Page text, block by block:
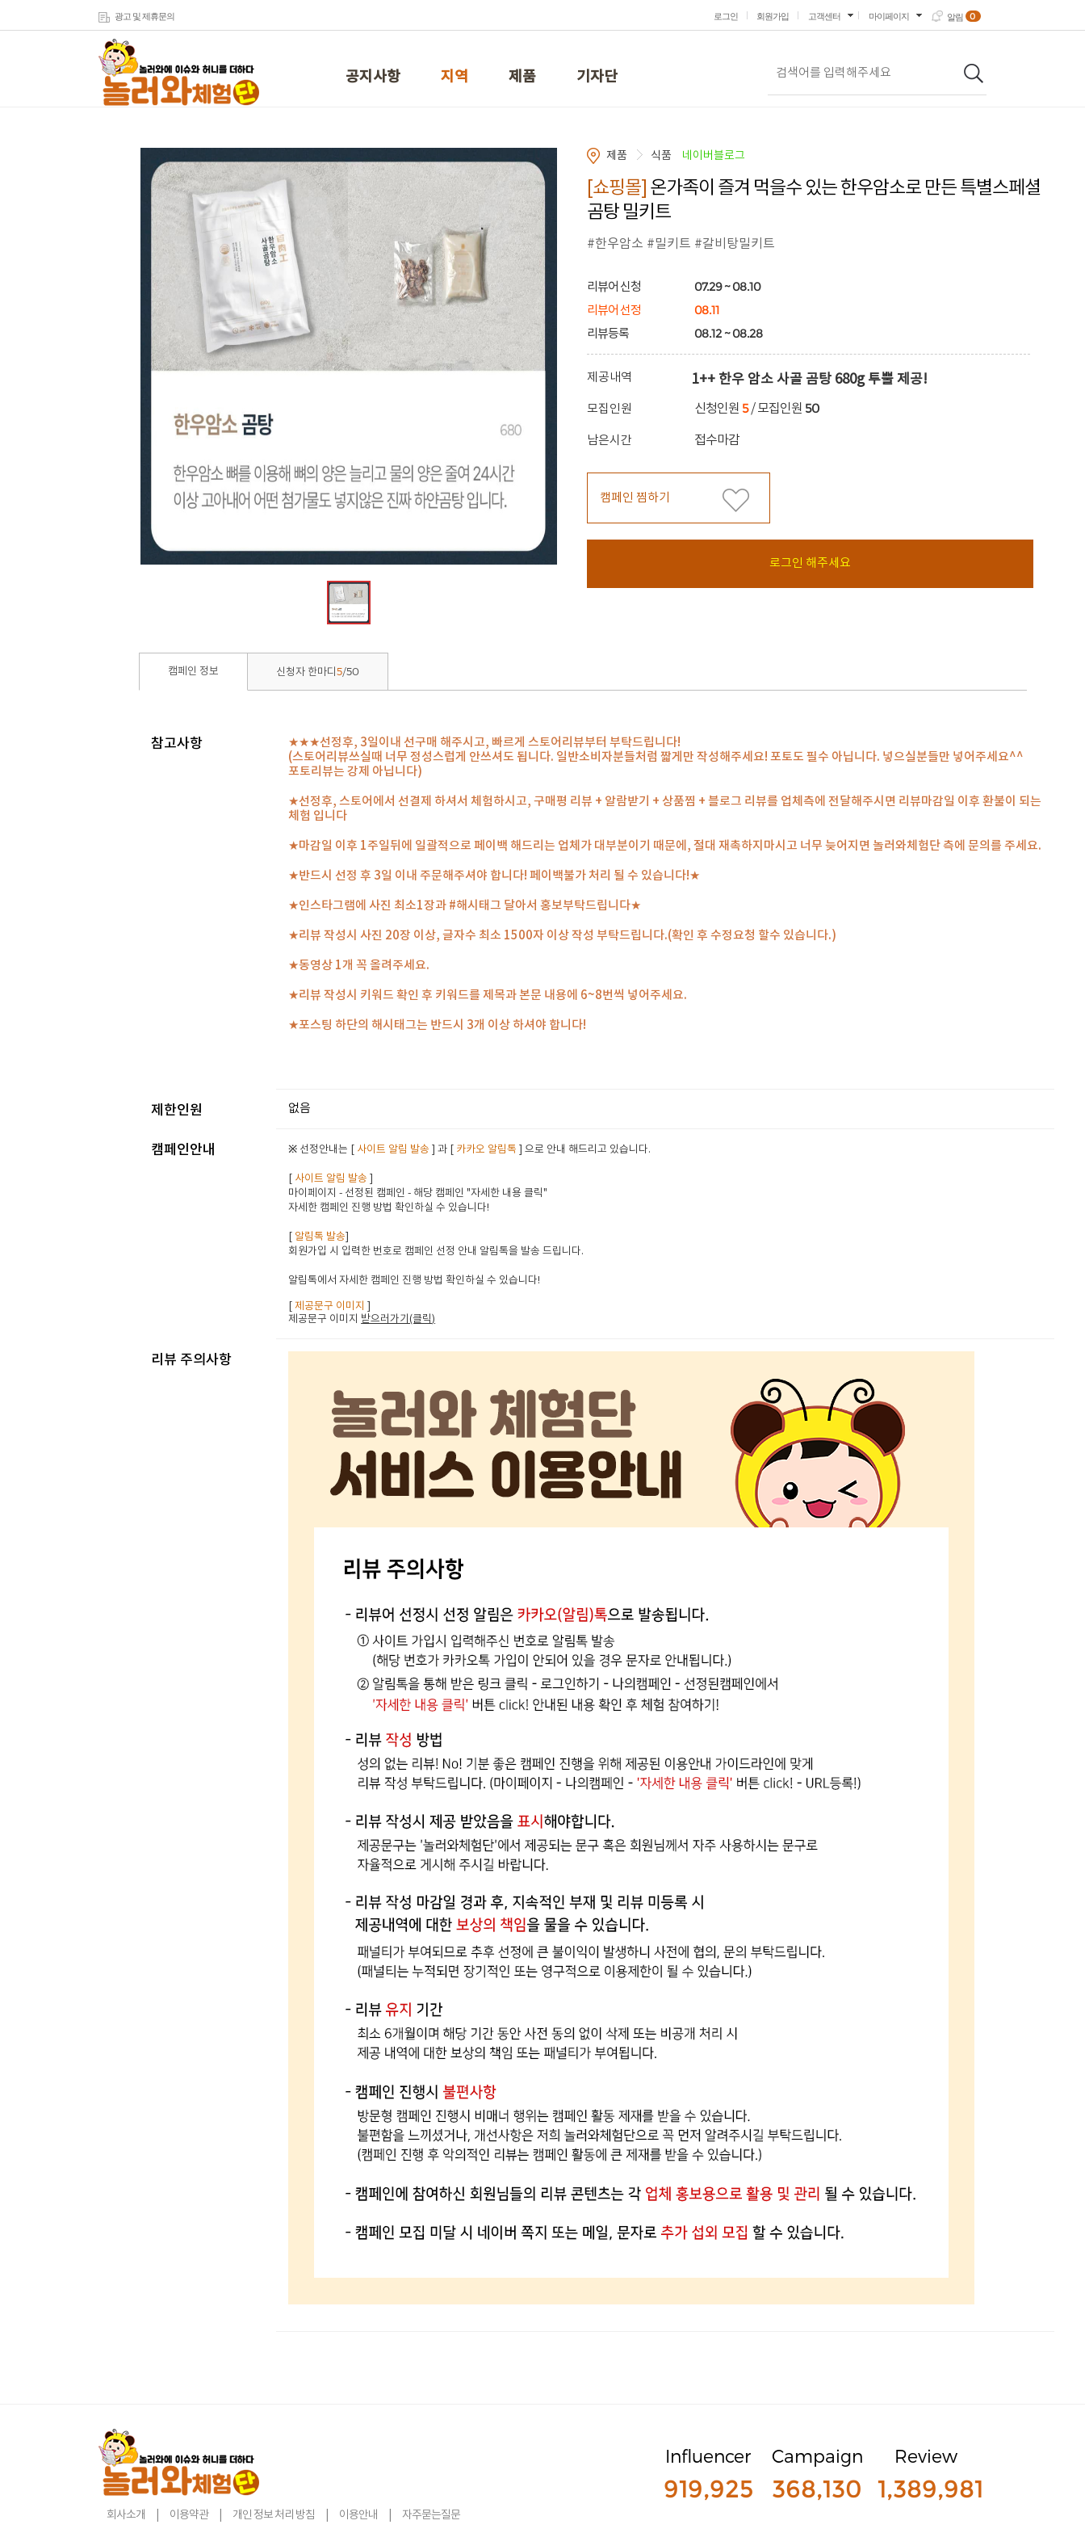
광고 및 제휴문의 로그인 회원가입 고객센터 마이페이지 알림 0
공지사항 지역 제품 기자단
제품 식품 네이버블로그
[쇼핑몰] 온가족이 즐겨 먹을수 있는 한우암소로 만든 특별스페셜
곰탕 밀키트
#한우암소 #밀키트 #갈비탕밀키트
리뷰어 신청 07.29 ~ 08.10
리뷰어 선정 08.11
리뷰등록 08.12 ~ 08.28
제공내역 1++ 한우 암소 사골 곰탕 680g 투뿔 제공!
모집인원 신청인원 5/ 모집인원 50
남은시간 접수마감
캠페인 찜하기
로그인 해주세요
캠페인 정보 신청자 한마디 5/50
참고사항
★★★선정후, 3일이내 선구매 해주시고, 빠르게 스토어리뷰부터 부탁드립니다!
(스토어리뷰쓰실때 너무 정성스럽게 안쓰셔도 됩니다. 일반소비자분들처럼 짧게만 작성해주세요! 포토도 필수 아닙니다. 넣으실분들만 넣어주세요^^
포토리뷰는 강제 아닙니다)
★선정후, 스토어에서 선결제 하셔서 체험하시고, 구매평 리뷰 + 알람받기 + 상품찜 + 블로그 리뷰를 업체측에 전달해주시면 리뷰마감일 이후 환불이 되는
체험 입니다
★마감일 이후 1주일뒤에 일괄적으로 페이백 해드리는 업체가 대부분이기 때문에, 절대 재촉하지마시고 너무 늦어지면 놀러와체험단 측에 문의를 주세요.
★반드시 선정 후 3일 이내 주문해주셔야 합니다! 페이백불가 처리 될 수 있습니다!★
★인스타그램에 사진 최소1장과 #해시태그 달아서 홍보부탁드립니다★
★리뷰 작성시 사진 20장 이상, 글자수 최소 1500자 이상 작성 부탁드립니다.(확인 후 수정요청 할수 있습니다.)
★동영상 1개 꼭 올려주세요.
★리뷰 작성시 키워드 확인 후 키워드를 제목과 본문 내용에 6~8번씩 넣어주세요.
★포스팅 하단의 해시태그는 반드시 3개 이상 하셔야 합니다!
제한인원 없음
캠페인안내 ※ 선정안내는 [ 사이트 알림 발송 ] 과 [ 카카오 알림톡 ] 으로 안내 해드리고 있습니다.
사이트 알림 발송
마이페이지 - 선정된 캠페인 - 해당 캠페인 "자세한 내용 클릭"
자세한 캠페인 진행 방법 확인하실 수 있습니다!
알림톡 발송
회원가입 시 입력한 번호로 캠페인 선정 안내 알림톡을 발송 드립니다.
알림톡에서 자세한 캠페인 진행 방법 확인하실 수 있습니다!
[제공문구 이미지
제공문구 이미지 받으러가기(클릭 )
리뷰 주의사항
회사소개 이용약관 개인 정보 처리 방침 이용안내 자주묻는질문
Influencer
919,925
Campaign
368,130
Review
1,389,981